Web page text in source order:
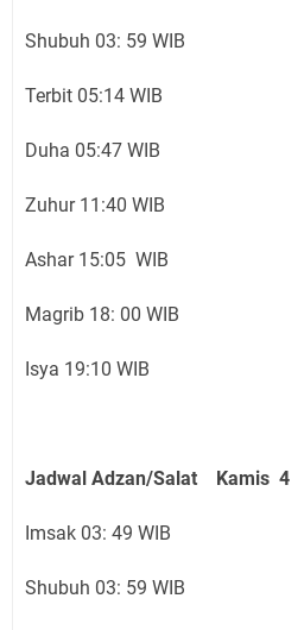
Shubuh 03: 59 WIB
Terbit 05:14 WIB
Duha 05:47 WIB
Zuhur 11:40 WIB
Ashar 15:05 WIB
Magrib 18: 00 WIB
Isya 19:10 WIB
Jadwal Adzan/Salat Kamis 4
Imsak 03: 49 WIB
Shubuh 03: 59 WIB